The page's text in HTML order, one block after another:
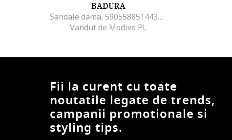
BADURA
Sandale dama, 590558851443537, Piele naturala, Argintiu
Vandut de Modivo PL
Fii la curent cu toate
noutatile legate de trends,
campanii promotionale si
styling tips.